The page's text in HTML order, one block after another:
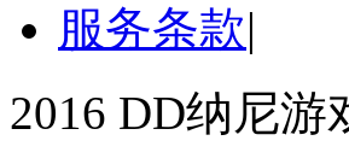
服务条款|
2016 DD纳尼游